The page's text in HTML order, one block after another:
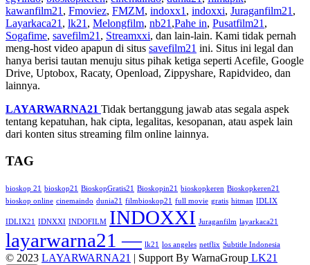
kawanfilm21 , Fmoviez, FMZM, indoxx1 , indoxxi, Juraganfilm21 ,
Layarkaca21 , lk21 , Melongfilm, nb21 ,Pahe in, Pusatfilm21 ,
Sogafime, savefilm21 , Streamxxi, dan lain-lain. Kami tidak pernah
meng-host video apapun di situs savefilm21 ini. Situs ini legal dan
hanya berisi tautan menuju situs pihak ketiga seperti Acefile, Google
Drive, Uptobox, Racaty, Openload, Zippyshare, Rapidvideo, dan
lainnya.
LAYARWARNA21 Tidak bertanggung jawab atas segala aspek
tentang kepatuhan, hak cipta, legalitas, kesopanan, atau aspek lain
dari konten situs streaming film online lainnya.
TAG
bioskop 21 bioskop21 BioskopGratis21 Bioskopin21 bioskopkeren Bioskopkeren21
bioskop online cinemaindo dunia21 filmbioskop21 full movie gratis hitman IDLIX
IDLIX21 IDNXXI INDOFILM INDOXXI Juraganfilm layarkaca21
layarwarna21 — lk21 los angeles netflix Subtitle Indonesia
© 2023 LAYARWARNA21 | Support By WarnaGroup LK21